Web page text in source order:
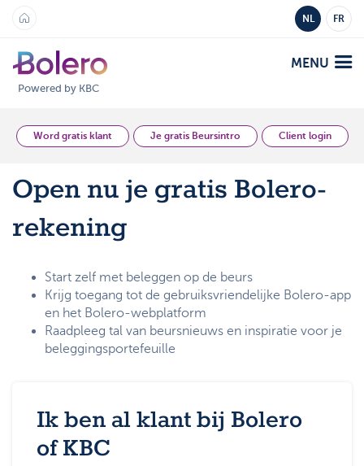
NL FR
Powered by KBC
MENU
Analyse en Inzicht
Platformen
Bolero
Aanbod
Producten
Academy
Producten
Platformen
Tarieven
Veelgestelde vragen
Word gratis klant Je gratis Beursintro Client login
Open nu je gratis Bolero-
rekening
Start zelf met beleggen op de beurs
Krijg toegang tot de gebruiksvriendelijke Bolero-app
en het Bolero-webplatform
Raadpleeg tal van beursnieuws en inspiratie voor je
beleggingsportefeuille
Ik ben al klant bij Bolero
of KBC